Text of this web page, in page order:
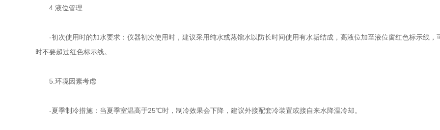
4.液位管理
-初次使用时的加水要求：仪器初次使用时，建议采用纯水或蒸馏水以防长时间使用有水垢结成，高液位加至液位窗红色标示线，
时不要超过红色标示线。
5.环境因素考虑
-夏季制冷措施：当夏季室温高于25℃时，制冷效果会下降，建议外接配套冷装置或接自来水降温冷却。